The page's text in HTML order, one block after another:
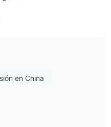
móvil. Los clientes
en China